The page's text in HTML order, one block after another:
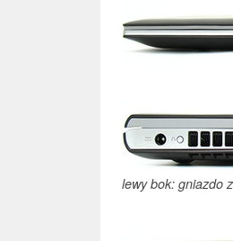
lewy bok: gniazdo